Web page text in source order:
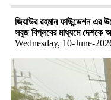
জিয়াউর রহমান ফাউন্ডেশন এর
সবুজ বিপ্লবের মাধ্যমে দেশকে
Wednesday, 10-June-